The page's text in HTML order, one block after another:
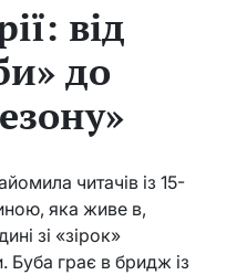
від
до
читачів із 15-
яка живе в,
зі «зірок»
Буба грає в бридж із